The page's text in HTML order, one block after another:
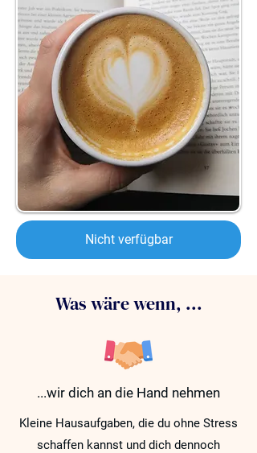
Nicht verfügbar
Was wäre wenn, ...
...wir dich an die Hand nehmen
Kleine Hausaufgaben, die du ohne Stress
schaffen kannst und dich dennoch